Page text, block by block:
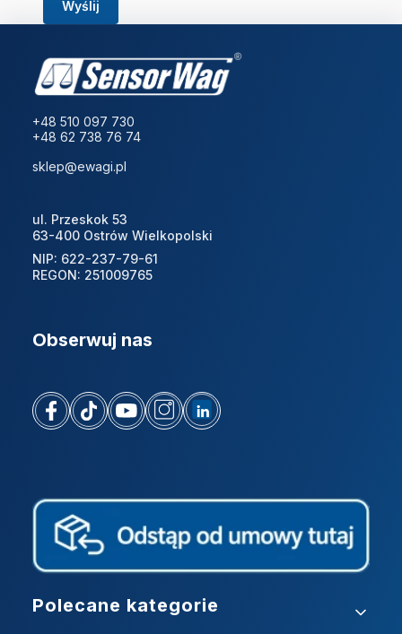
Wyślij
+48 510 097 730
+48 62 738 76 74
sklep@ewagi.pl
ul. Przeskok 53
63-400 Ostrów Wielkopolski
NIP: 622-237-79-61
REGON: 251009765
Obserwuj nas
Linki w stopce
Polecane kategorie